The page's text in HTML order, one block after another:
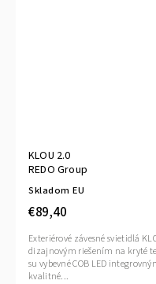
KLOU 2.0
REDO Group
Skladom EU
€89,40
Exteriérové závesné svietidlá
dizajnovým riešením na kryté
su vybevné COB LED
kvalitné...